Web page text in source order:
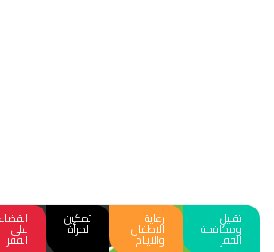
تقليل
ومكافحة
الفقر
رعاية
الاطفال
والايتام
تمكين
المرأة على
الفقر